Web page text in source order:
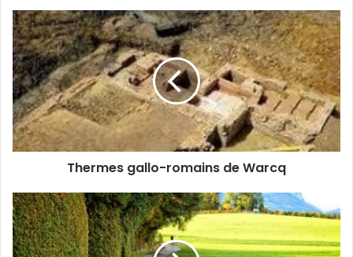
Thermes
gallo-
romains
de
Warcq
Thermes gallo-romains de Warcq
LES
HAIES
:
Ce